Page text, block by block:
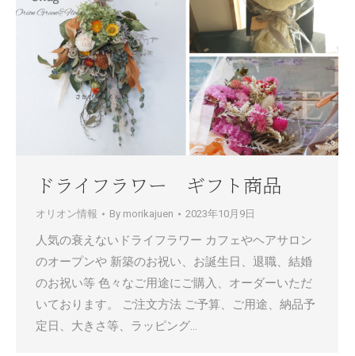
ドライフラワー ギフト商品
オリオン情報 By morikajuen 2023年10月9日
人気の衰えないドライフラワー カフェやヘアサロン
のオープンや 新築のお祝い、お誕生日、退職、結婚
のお祝い等 色々なご用途にご購入、オーダーいただ
いております。 ご注文方法 ご予算、ご用途、納品予
定日、大きさ等、ラッピング…